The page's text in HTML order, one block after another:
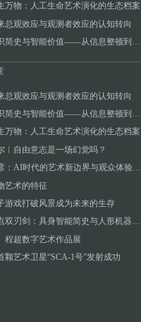
万物：人工生命艺术演化的生态档案
总观效应与观测者效应的认知转向
张海涛︱意识简史与智能价值——从信息整顿到宇宙频率的演化逻辑
总观效应与观测者效应的认知转向
张海涛︱意识简史与智能价值——从信息整顿到宇宙频率的演化逻辑
万物：人工生命艺术演化的生态档案
︱自由意志是一场幻觉吗？
对话︱何桂彦：AI时代的艺术新边界与观众体验探索
艺术的特征
游戏打破风景成为未来的生存
张海涛︱奇点双刃剑：具身智能简史与人形机器人元年——未来人工智能艺术新浪潮的价值判断要素
程超数字艺术作品展
颗艺术卫星“SCA-1号”发射成功